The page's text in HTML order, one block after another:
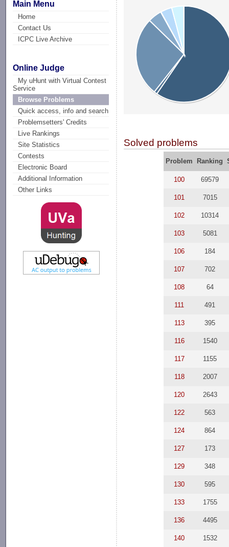
Main Menu
Home
Contact Us
ICPC Live Archive
Online Judge
My uHunt with Virtual Contest
Service
Browse Problems
Quick access, info and search
Problemsetters' Credits
Live Rankings
Site Statistics
Contests
Electronic Board
Additional Information
Other Links
Solved problems
Problem Ranking
100 69579
101 7015
102 10314
103 5081
106 184
107 702
108 64
111 491
113 395
116 1540
117 1155
118 2007
120 2643
122 563
124 864
127 173
129 348
130 595
133 1755
136 4495
140 1532